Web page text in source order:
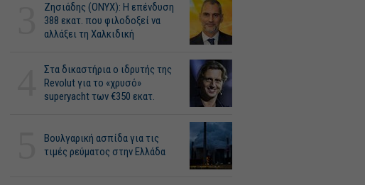
Ζησιάδης (ONYX): Η επένδυση
388 εκατ. που φιλοδοξεί να
αλλάξει τη Χαλκιδική
Στα δικαστήρια ο ιδρυτής της
Revolut για το «χρυσό»
superyacht των €350 εκατ.
Βουλγαρική ασπίδα για τις
τιμές ρεύματος στην Ελλάδα